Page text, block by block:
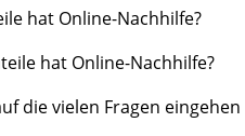
hat Online-Nachhilfe?
hat Online-Nachhilfe?
die vielen Fragen